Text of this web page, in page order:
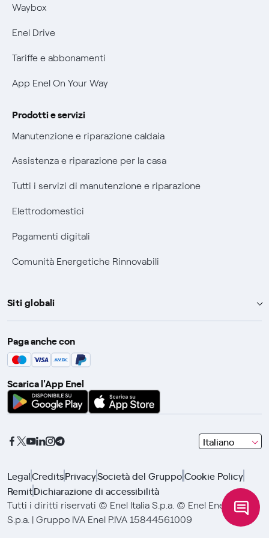
Mobilità Elettrica
Phishing e truffe online
Verifica chi ti ha chiamato
Agevolazione utenti con disabilità per offerte Fibra
Waybox
Enel Drive
Tariffe e abbonamenti
App Enel On Your Way
Prodotti e servizi
Manutenzione e riparazione caldaia
Assistenza e riparazione per la casa
Tutti i servizi di manutenzione e riparazione
Elettrodomestici
Pagamenti digitali
Comunità Energetiche Rinnovabili
Siti globali
Enel Group
Enel Green Power
Global Procurement
Gridspertise
Paga anche con
Scarica l'App Enel
Italiano
seleziona
una
con
frecce
LegalCreditsPrivacySocietà del GruppoCookie Policy
RemitDichiarazione di accessibilità
Tutti i diritti riservati © Enel Italia S.p.a. © Enel Energia
S.p.a. | Gruppo IVA Enel P.IVA 15844561009